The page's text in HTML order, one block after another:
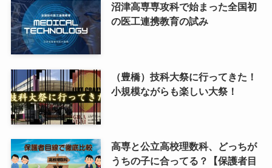
沼津高専専攻科で始まった全国初
の医工連携教育の試み
（豊橋）技科大祭に行ってきた！
小規模ながらも楽しい大祭！
高専と公立高校理数科、どっちが
うちの子に合ってる？【保護者目